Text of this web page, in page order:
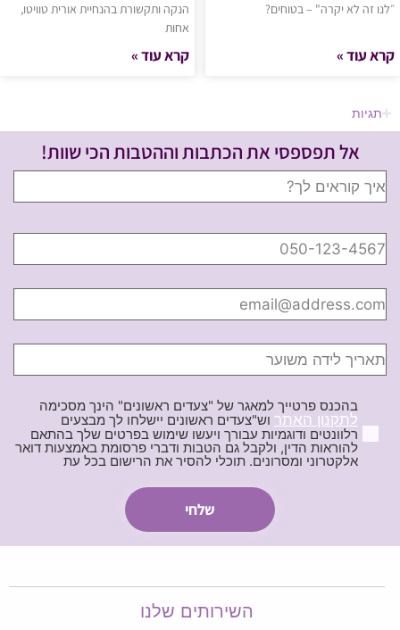
״לנו זה לא יקרה" – בטוחים?
קרא עוד »
הנקה ותקשורת בהנחיית אורית טוויטו,
אחות
קרא עוד »
תגיות
אל תפספסי את הכתבות וההטבות הכי שוות!
בהכנס פרטייך למאגר של "צעדים ראשונים" הינך מסכימה
לתקנון האתר וש"צעדים ראשונים יישלחו לך מבצעים
רלוונטים ודוגמיות עבורך ויעשו שימוש בפרטים שלך בהתאם
להוראות הדין, ולקבל גם הטבות ודברי פרסומת באמצעות דואר
אלקטרוני ומסרונים. תוכלי להסיר את הרישום בכל עת
השירותים שלנו